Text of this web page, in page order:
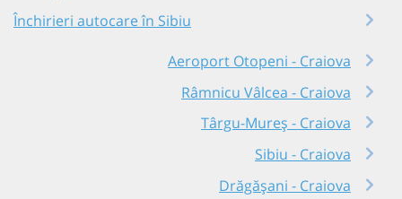
Închirieri autocare în Sibiu
Aeroport Otopeni - Craiova
Râmnicu Vâlcea - Craiova
Târgu-Mureș - Craiova
Sibiu - Craiova
Drăgășani - Craiova